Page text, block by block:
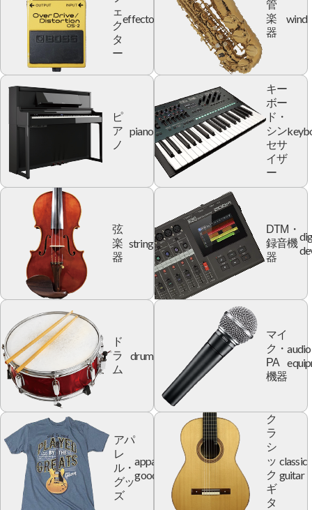
ェ
ク
タ
ー
effector
管
楽
器
wind
ピ
ア
ノ
piano
キー
ボー
ド・
シン
セサ
イザ
ー
弦
楽
器
string
DTM・
録音機
器
ド
ラ
ム
drum
マイ
ク・
PA
機器
audio
アパ
レ
ル・
グッ
ズ
apparel
goods
ク
ラ
シ
ッ
ク
ギ
タ
classic
guitar